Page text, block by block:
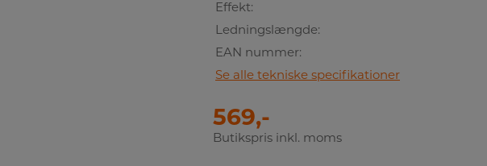
Effekt:
Ledningslængde:
EAN nummer:
Se alle tekniske specifikationer
569,-
Butikspris inkl. moms